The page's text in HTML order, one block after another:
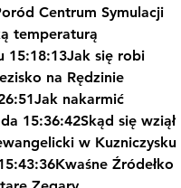
Centrum Symulacji
temperaturą
15:18:13Jak się robi
na Rędzinie
nakarmić
15:36:42Skąd się wziął
w Kuzniczysku
Źródełko